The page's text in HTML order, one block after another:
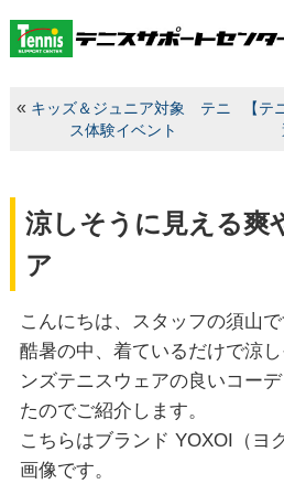
« キッズ＆ジュニア対象 テニ
ス体験イベント
【テ
涼しそうに見える爽
ア
こんにちは、スタッフの須山で
酷暑の中、着ているだけで涼
ンズテニスウェアの良いコー
たのでご紹介します。
こちらはブランド YOXOI（ヨ
画像です。